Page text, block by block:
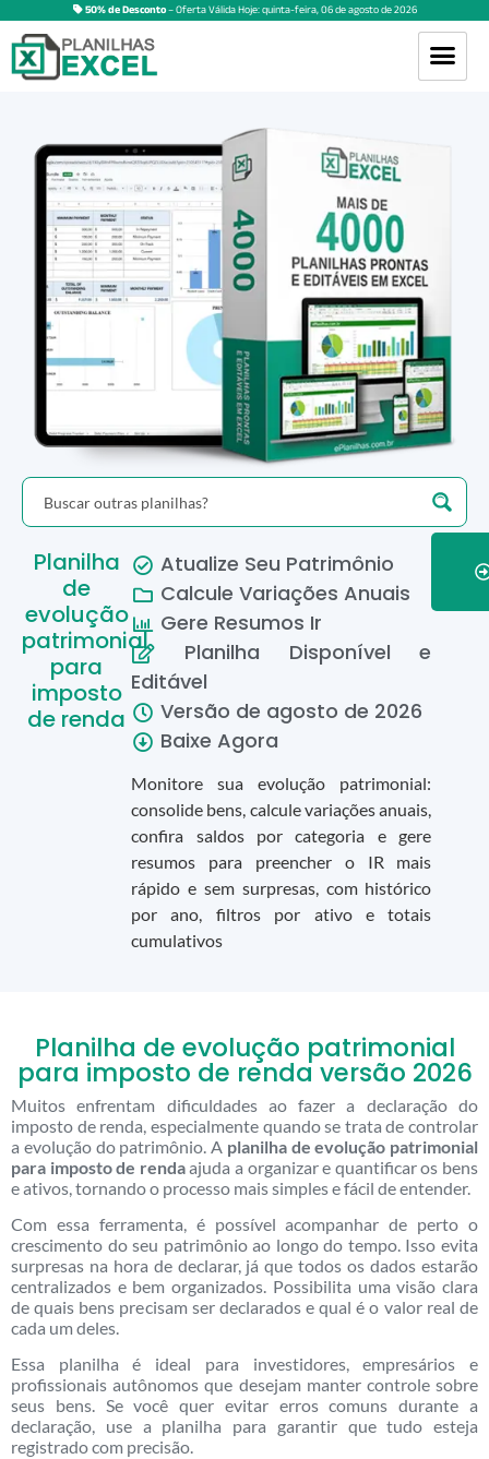
50% de Desconto– Oferta Válida Hoje:quinta-feira,06deagostode2026
Planilha
de
evolução
patrimonial
para
imposto
de renda
Atualize Seu Patrimônio
Calcule Variações Anuais
Gere Resumos Ir
Planilha Disponível e
Editável
Versão de agosto de 2026
Baixe Agora
Monitore sua evolução patrimonial:
consolide bens, calcule variações anuais,
confira saldos por categoria e gere
resumos para preencher o IR mais
rápido e sem surpresas, com histórico
por ano, filtros por ativo e totais
cumulativos
Planilha de evolução patrimonial
para imposto de renda versão 2026
Muitos enfrentam dificuldades ao fazer a declaração do
imposto de renda, especialmente quando se trata de controlar
a evolução do patrimônio. A planilha de evolução patrimonial
para imposto de rendaajuda a organizar e quantificar os bens
e ativos, tornando o processo mais simples e fácil de entender.
Com essa ferramenta, é possível acompanhar de perto o
crescimento do seu patrimônio ao longo do tempo. Isso evita
surpresas na hora de declarar, já que todos os dados estarão
centralizados e bem organizados. Possibilita uma visão clara
de quais bens precisam ser declarados e qual é o valor real de
cada um deles.
Essa planilha é ideal para investidores, empresários e
profissionais autônomos que desejam manter controle sobre
seus bens. Se você quer evitar erros comuns durante a
declaração, use a planilha para garantir que tudo esteja
registrado com precisão.